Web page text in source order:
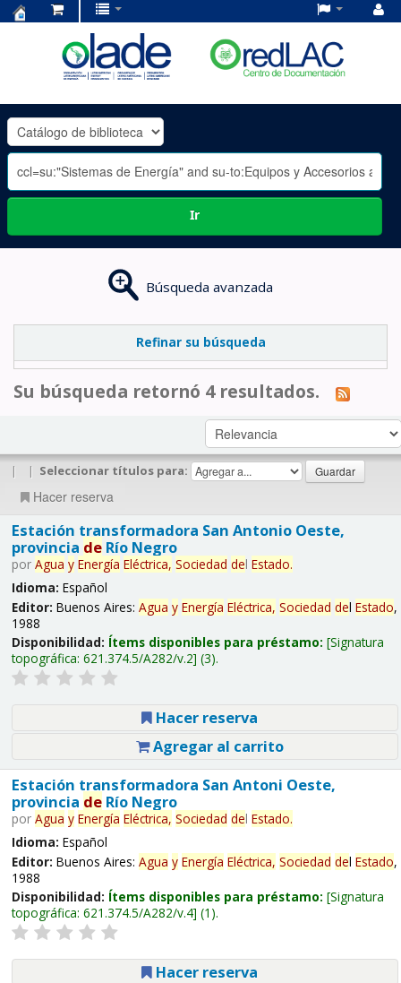
OLADE
-
Ir
Búsqueda avanzada
Refinar su búsqueda
Su búsqueda retornó 4 resultados.
| | Seleccionar títulos para:
Hacer reserva
Estación transformadora San Antonio Oeste,
provincia deRío Negro
por Agua y Energía Eléctrica, Sociedad del Estado.
Idioma: Español
Editor: Buenos Aires: Agua y Energía Eléctrica, Sociedad del Estado,
1988
Disponibilidad: Ítems disponibles para préstamo: Signatura
topográfica: 621.374.5/A282/v.2 (3).
Hacer reserva
Agregar al carrito
Estación transformadora San Antoni Oeste,
provincia deRío Negro
por Agua y Energía Eléctrica, Sociedad del Estado.
Idioma: Español
Editor: Buenos Aires: Agua y Energía Eléctrica, Sociedad del Estado,
1988
Disponibilidad: Ítems disponibles para préstamo: Signatura
topográfica: 621.374.5/A282/v.4 (1).
Hacer reserva